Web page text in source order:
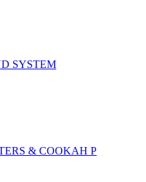
SYSTEM
& COOKAH P